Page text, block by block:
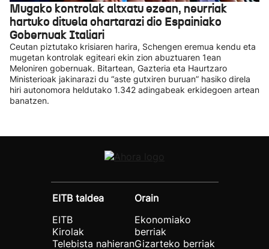
Mugako kontrolak altxatu ezean, neurriak
hartuko dituela ohartarazi dio Espainiako
Gobernuak Italiari
Ceutan piztutako krisiaren harira, Schengen eremua kendu eta
mugetan kontrolak egiteari ekin zion abuztuaren 1ean
Meloniren gobernuak. Bitartean, Gazteria eta Haurtzaro
Ministerioak jakinarazi du “aste gutxiren buruan” hasiko direla
hiri autonomora heldutako 1.342 adingabeak erkidegoen artean
banatzen.
EITB taldea
EITB
Kirolak
Telebista nahieran
Orain
Ekonomiako
berriak
Gizarteko berriak